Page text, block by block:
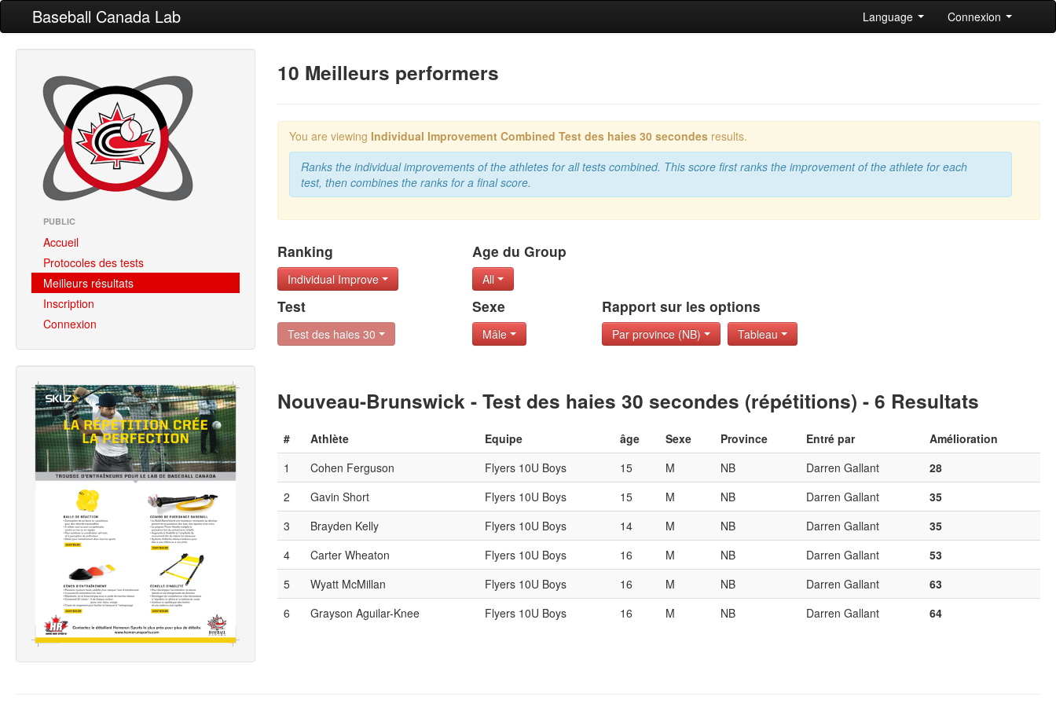
Baseball Canada Lab Language Connexion
PUBLIC
Accueil
Protocoles des tests
Meilleurs résultats
Inscription
Connexion
10 Meilleurs performers
You are viewing Individual Improvement Combined Test des haies 30 secondesresults.
Ranks the individual improvements of the athletes for all tests combined. This score first ranks the improvement of the athlete for each
test, then combines the ranks for a final score.
Ranking
Individual Improve
Age du Group
All
Test
Test des haies 30
Sexe
Mâle
Rapport sur les options
Par province (NB) Tableau
Nouveau-Brunswick - Test des haies 30 secondes (répétitions) - 6 Resultats
# Athlète Equipe âge Sexe Province Entré par
Amélioration
1
Cohen Ferguson Flyers 10U Boys 15 M NB Darren Gallant
28
2
Gavin Short Flyers 10U Boys 15 M NB Darren Gallant
35
3
Brayden Kelly Flyers 10U Boys 14 M NB Darren Gallant
35
4
Carter Wheaton Flyers 10U Boys 16 M NB Darren Gallant
53
5
Wyatt McMillan Flyers 10U Boys 16 M NB Darren Gallant
63
6
Grayson Aguilar-Knee Flyers 10U Boys 16 M NB Darren Gallant 64